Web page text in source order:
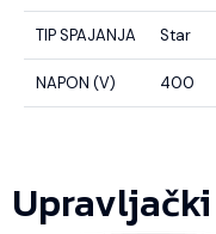
TIP SPAJANJA Star
NAPON (V) 400